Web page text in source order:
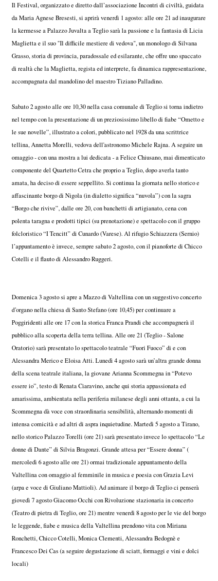
Il Festival, organizzato e diretto dall’associazione Incontri di civiltà, guidata
da Maria Agnese Bresesti, si aprirà venerdì 1 agosto: alle ore 21 ad inaugurare
la kermesse a Palazzo Juvalta a Teglio sarà la passione e la fantasia di Licia
Maglietta e il suo "Il difficile mestiere di vedova", un monologo di Silvana
Grasso, storia di provincia, paradossale ed esilarante, che offre uno spaccato
di realtà che la Maglietta, regista ed interprete, fa dinamica rappresentazione,
accompagnata dal mandolino del maestro Tiziano Palladino.
Sabato 2 agosto alle ore 10,30 nella casa comunale di Teglio si torna indietro
nel tempo con la presentazione di un preziosissimo libello di fiabe “Ometto e
le sue novelle”, illustrato a colori, pubblicato nel 1928 da una scrittrice
tellina, Annetta Morelli, vedova dell'astronomo Michele Rajna. A seguire un
omaggio - con una mostra a lui dedicata - a Felice Chiusano, mai dimenticato
componente del Quartetto Cetra che proprio a Teglio, dopo averla tanto
amata, ha deciso di essere seppellito. Si continua la giornata nello storico e
affascinante borgo di Nigola (in dialetto significa “nuvola”) con la sagra
“Borgo che rivive”, dalle ore 20, con banchetti di artigianato, cena con
polenta taragna e prodotti tipici (su prenotazione) e spettacolo con il gruppo
folcloristico “I Tencitt” di Cunardo (Varese). Al rifugio Schiazzera (Sernio)
l’appuntamento è invece, sempre sabato 2 agosto, con il pianoforte di Chicco
Cotelli e il flauto di Alessandro Ruggeri.
Domenica 3 agosto si apre a Mazzo di Valtellina con un suggestivo concerto
d’organo nella chiesa di Santo Stefano (ore 10,45) per continuare a
Poggiridenti alle ore 17 con la storica Franca Prandi che accompagnerà il
pubblico alla scoperta della terra tellina. Alle ore 21 (Teglio - Salone
Oratorio) sarà presentato lo spettacolo teatrale “Fuori Fuoco” di e con
Alessandra Merico e Eloisa Atti. Lunedì 4 agosto sarà un’altra grande donna
della scena teatrale italiana, la giovane Arianna Scommegna in “Potevo
essere io”, testo di Renata Ciaravino, anche qui storia appassionata ed
amarissima, ambientata nella periferia milanese degli anni ottanta, a cui la
Scommegna dà voce con straordinaria sensibilità, alternando momenti di
intensa comicità e ad altri di aspra inquietudine. Martedì 5 agosto a Tirano,
nello storico Palazzo Torelli (ore 21) sarà presentato invece lo spettacolo “Le
donne di Dante” di Silvia Bragonzi. Grande attesa per “Essere donna” (
mercoledì 6 agosto alle ore 21) ormai tradizionale appuntamento della
Valtellina con omaggio al femminile in musica e poesia con Grazia Levi
(arpa e voce di Giuliano Mattioli). Ad animare il borgo di Teglio ci penserà
giovedì 7 agosto Giacomo Occhi con Rivoluzione stazionaria in concerto
(Teatro di pietra di Teglio, ore 21) mentre venerdì 8 agosto per le vie del borgo
le leggende, fiabe e musica della Valtellina prendono vita con Miriana
Ronchetti, Chicco Cotelli, Monica Clementi, Alessandra Bedognè e
Francesco Dei Cas (a seguire degustazione di sciatt, formaggi e vini e dolci
locali)